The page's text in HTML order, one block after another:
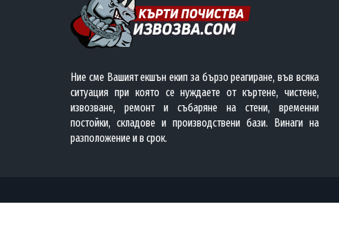
Ние сме Вашият екшън екип за бързо реагиране, във всяка
ситуация при която се нуждаете от къртене, чистене,
извозване, ремонт и събаряне на стени, временни
постойки, складове и производствени бази. Винаги на
разположение и в срок.